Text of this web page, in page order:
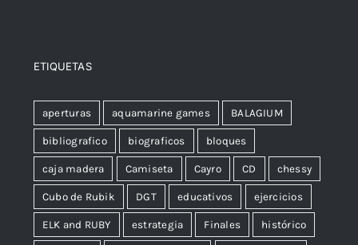
ETIQUETAS
aperturas aquamarine games BALAGIUM
bibliografico biograficos bloques
caja madera Camiseta Cayro CD chessy
Cubo de Rubik DGT educativos ejercicios
ELK and RUBY estrategia Finales histórico